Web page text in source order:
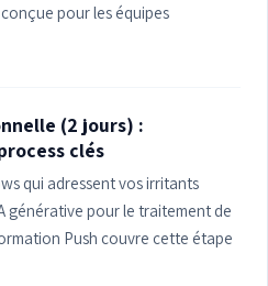
pour les équipes
(2 jours) :
clés
qui adressent vos irritants
générative pour le traitement de
Push couvre cette étape